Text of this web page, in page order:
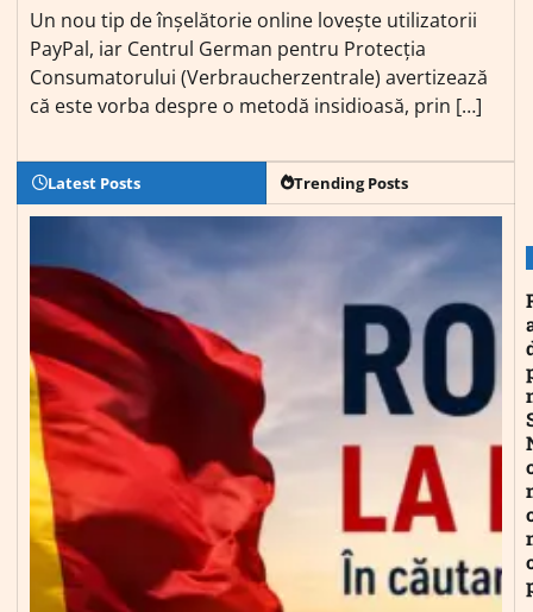
Un nou tip de înșelătorie online lovește utilizatorii
PayPal, iar Centrul German pentru Protecția
Consumatorului (Verbraucherzentrale) avertizează
că este vorba despre o metodă insidioasă, prin […]
Latest Posts Trending Posts